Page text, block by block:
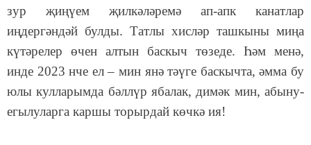
зур җиңүем җилкәләремә ап-апк канатлар
иңдергәндәй булды. Татлы хисләр ташкыны миңа
күтәрелер өчен алтын баскыч төзеде. Һәм менә,
инде 2023 нче ел – мин янә тәүге баскычта, әмма бу
юлы кулларымда бәллүр ябалак, димәк мин, абыну-
егылуларга каршы торырдай көчкә ия!